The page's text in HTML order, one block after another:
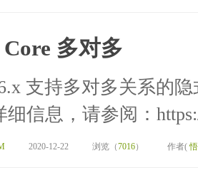
多对多
支持多对多关系的
细信息，请参阅：
2020-12-22 浏览（7016） 作者(